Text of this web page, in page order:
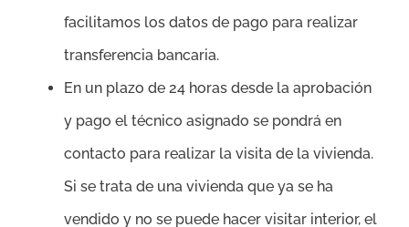
facilitamos los datos de pago para realizar
transferencia bancaria.
En un plazo de 24 horas desde la aprobación
y pago el técnico asignado se pondrá en
contacto para realizar la visita de la vivienda.
Si se trata de una vivienda que ya se ha
vendido y no se puede hacer visitar interior, el